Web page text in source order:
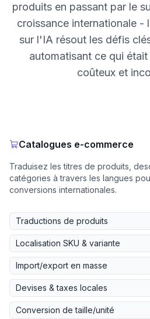
produits en passant par le
croissance internationale -
sur l'IA résout les défis
automatisant ce qui
coûteux et
Catalogues e-commerce
Traduisez les titres de produits,
catégories à travers les langues
conversions internationales.
Traductions de produits
Localisation SKU & variante
Import/export en masse
Devises & taxes locales
Conversion de taille/unité